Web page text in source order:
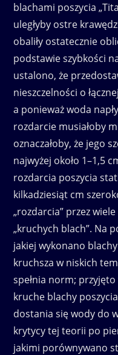
blachami poszycia
uległyby ostre
obaliły ostatecznie
podstawie szybkości
ustalono, że
nieszczelności o
a ponieważ woda
rozdarcie musiałoby
oznaczałoby, że jego
najwyżej około 1–1,5
rozdarcia poszycia
kilkadziesiąt cm
„rozdarcia” przez
„kruchych blach”. Na
jakiej wykonano
kruchsza w niskich
spełnia norm;
kruche blachy
dostania się wody do
krytycy tej teorii po
jakimi porównywano